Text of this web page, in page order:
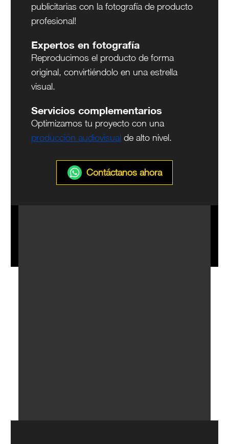
publicitarias con la fotografía de producto
profesional!
Expertos en fotografía
Reproducimos el producto de forma
original, convirtiéndolo en una estrella
visual.
Servicios complementarios
Optimizamos tu proyecto con una
producción audiovisualde alto nivel.
Contáctanos ahora